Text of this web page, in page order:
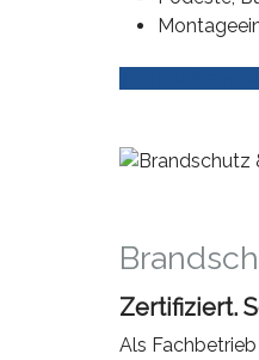
Zertifiziert.
Als